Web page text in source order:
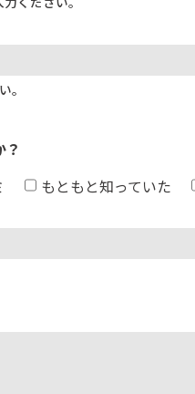
。
もともと知っていた